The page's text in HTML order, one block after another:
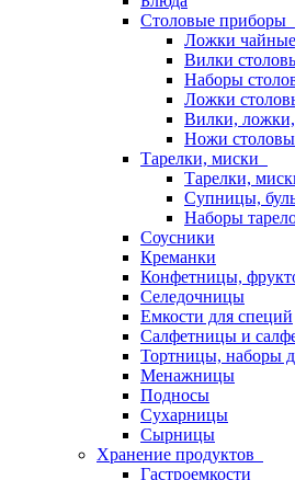
Столовые приборы
Ложки
Вилки
Наборы
Ложки
Вилки,
Ножи
Тарелки, миски
Тарелки,
Супницы,
Наборы
Соусники
Креманки
Конфетницы,
Селедочницы
Емкости для специй
Салфетницы и
Тортницы, наборы
Менажницы
Подносы
Сухарницы
Сырницы
Хранение продуктов
Гастроемкости